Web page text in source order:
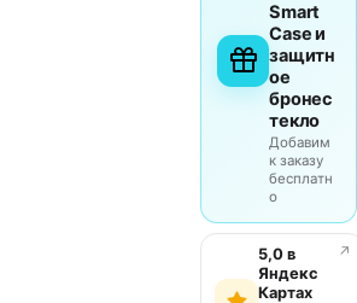
Smart
Case и
защитн
ое
бронес
текло
Добавим
к заказу
бесплатн
о
5,0 в
Яндекс
Картах
↗